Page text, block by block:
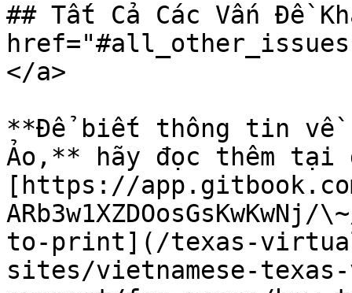
## Tất Cả Các Vấn Đề
</a>
**Để biết thông tin về
Ảo,** hãy đọc thêm tại
[https://
to-print](/texas-
sites/vietnamese-